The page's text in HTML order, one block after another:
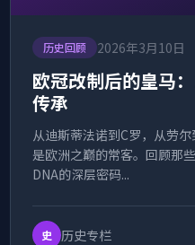
历史回顾 2026年3月10日
欧冠改制后的皇马
传承
从迪斯蒂法诺到C罗，从劳
是欧洲之巅的常客。回顾那
DNA的深层密码...
史 历史专栏